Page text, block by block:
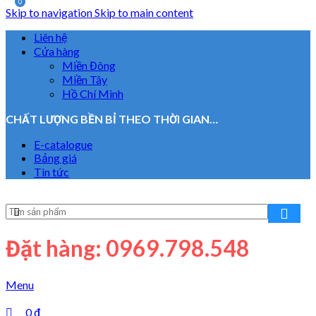
Skip to navigationSkip to main content
Liên hệ
Cửa hàng
Miền Đông
Miền Tây
Hồ Chí Minh
CHẤT LƯỢNG BỀN BỈ THEO THỜI GIAN…
E-catalogue
Bảng giá
Tin tức
Đặt hàng: 0969.798.548
Menu
0
0₫